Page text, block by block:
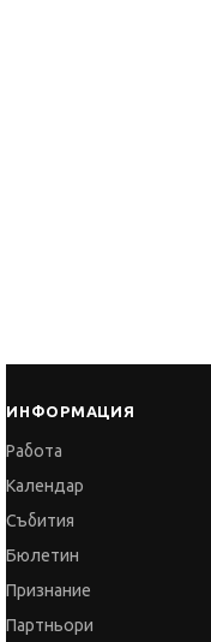
ИНФОРМАЦИЯ
Работа
Календар
Събития
Бюлетин
Признание
Партньори